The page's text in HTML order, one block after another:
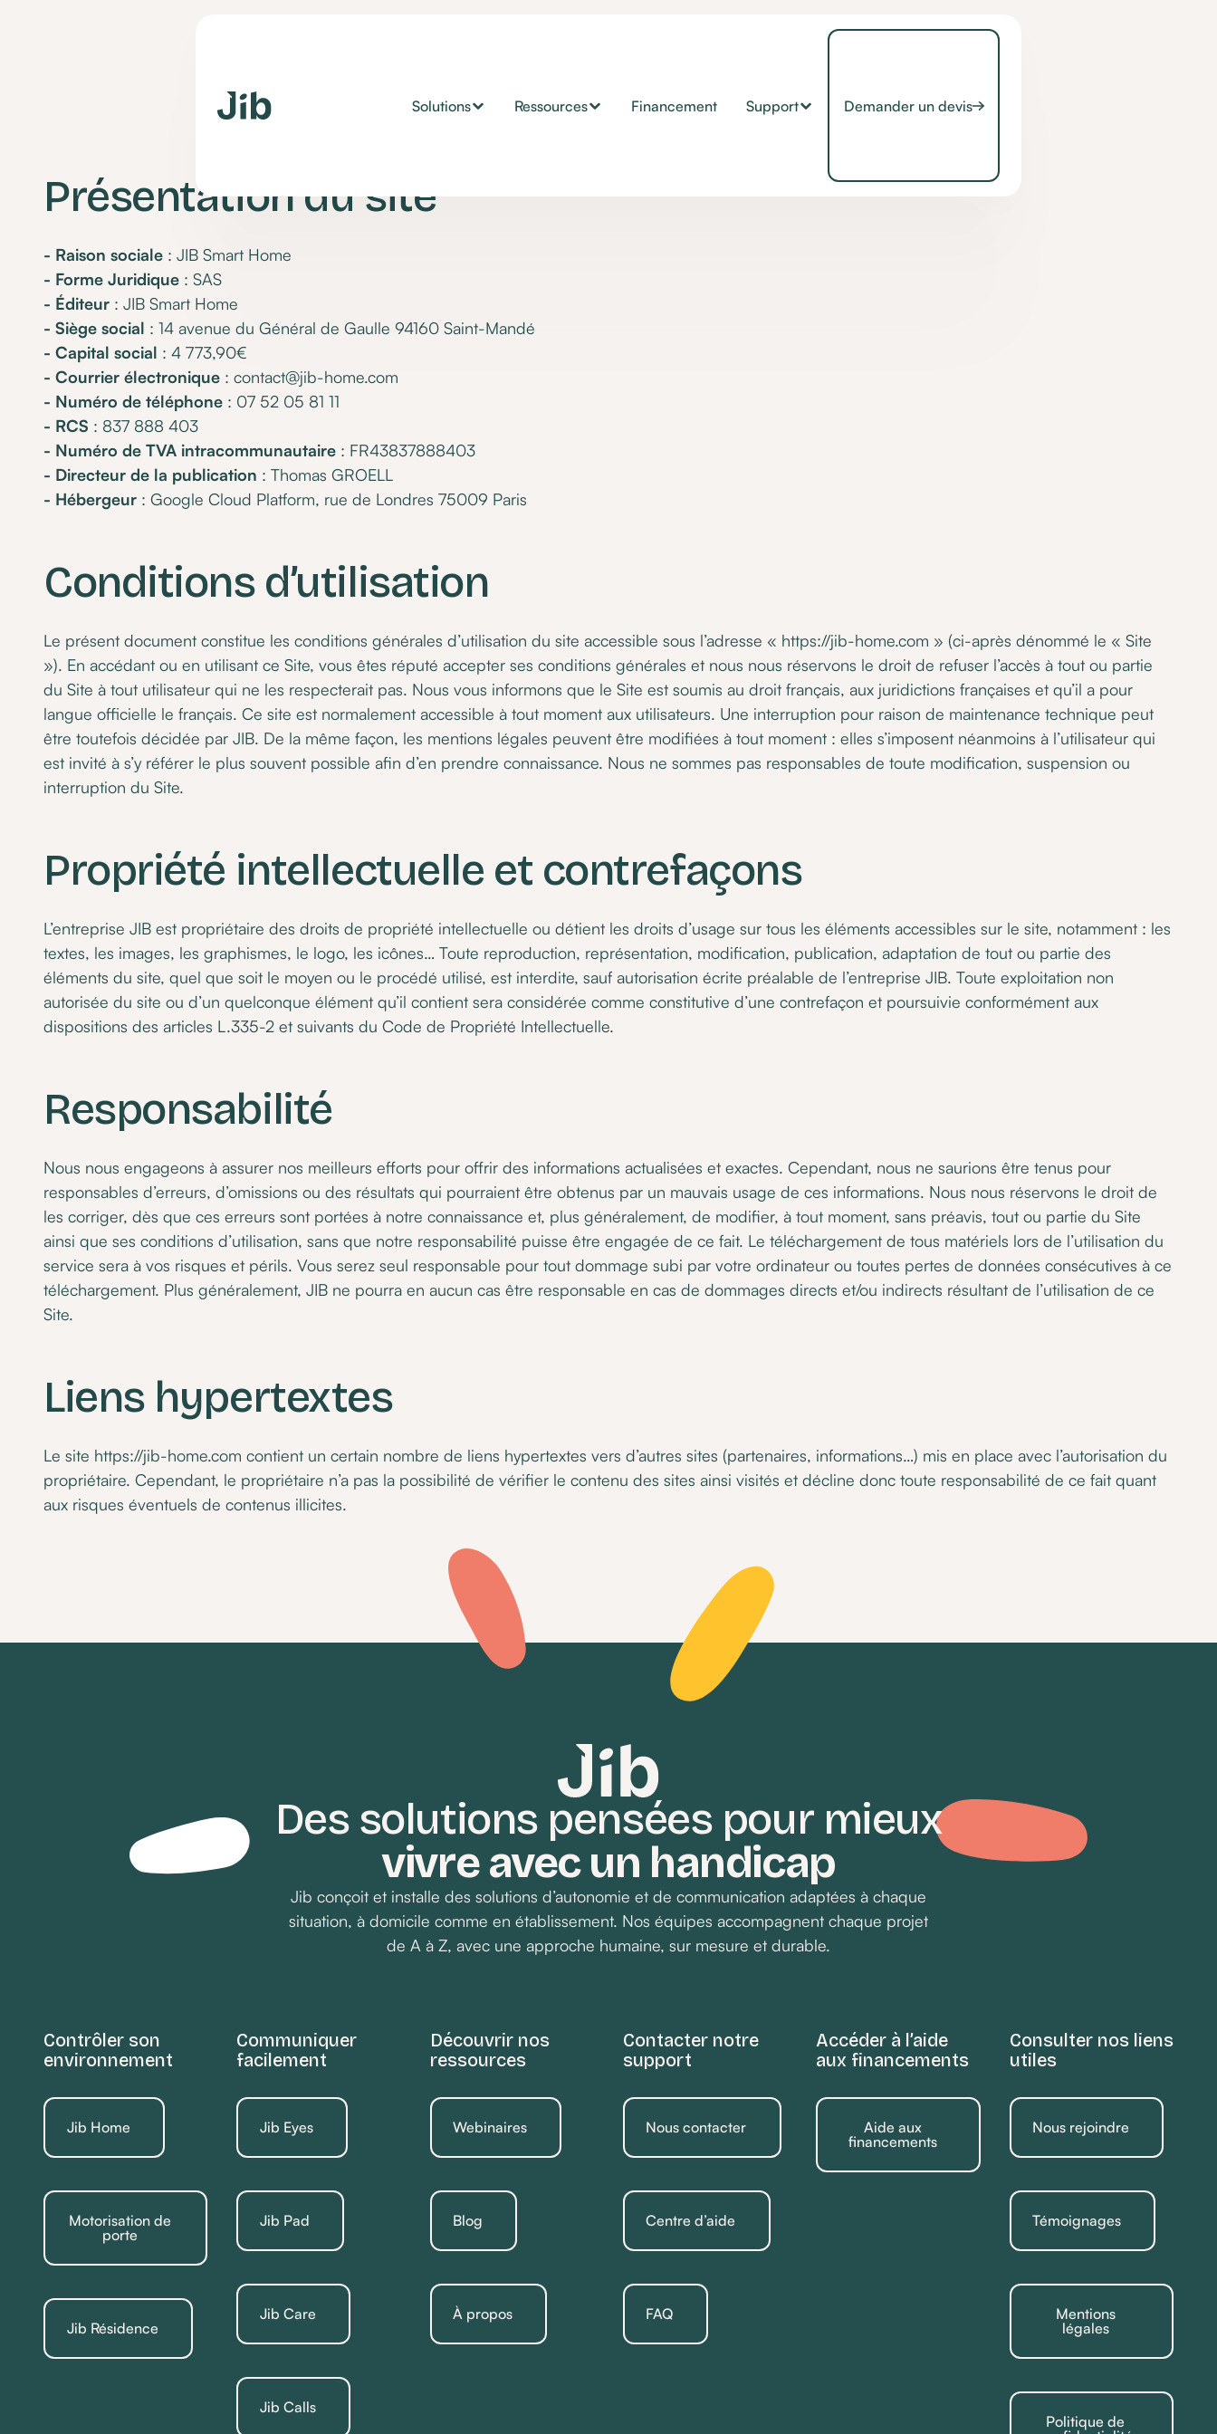
Solutions Ressources Financement Support Demander un devis
Présentation du site
- Raison sociale : JIB Smart Home
- Forme Juridique : SAS
- Éditeur : JIB Smart Home
- Siège social : 14 avenue du Général de Gaulle 94160 Saint-Mandé
- Capital social : 4 773,90€
- Courrier électronique : contact@jib-home.com
- Numéro de téléphone : 07 52 05 81 11
- RCS : 837 888 403
- Numéro de TVA intracommunautaire : FR43837888403
- Directeur de la publication : Thomas GROELL
- Hébergeur : Google Cloud Platform, rue de Londres 75009 Paris
Conditions d’utilisation
Le présent document constitue les conditions générales d’utilisation du site accessible sous l’adresse « https://jib-home.com » (ci-après dénommé le « Site
»). En accédant ou en utilisant ce Site, vous êtes réputé accepter ses conditions générales et nous nous réservons le droit de refuser l’accès à tout ou partie
du Site à tout utilisateur qui ne les respecterait pas. Nous vous informons que le Site est soumis au droit français, aux juridictions françaises et qu’il a pour
langue officielle le français. Ce site est normalement accessible à tout moment aux utilisateurs. Une interruption pour raison de maintenance technique peut
être toutefois décidée par JIB. De la même façon, les mentions légales peuvent être modifiées à tout moment : elles s’imposent néanmoins à l’utilisateur qui
est invité à s’y référer le plus souvent possible afin d’en prendre connaissance. Nous ne sommes pas responsables de toute modification, suspension ou
interruption du Site.
Propriété intellectuelle et contrefaçons
L’entreprise JIB est propriétaire des droits de propriété intellectuelle ou détient les droits d’usage sur tous les éléments accessibles sur le site, notamment : les
textes, les images, les graphismes, le logo, les icônes… Toute reproduction, représentation, modification, publication, adaptation de tout ou partie des
éléments du site, quel que soit le moyen ou le procédé utilisé, est interdite, sauf autorisation écrite préalable de l’entreprise JIB. Toute exploitation non
autorisée du site ou d’un quelconque élément qu’il contient sera considérée comme constitutive d’une contrefaçon et poursuivie conformément aux
dispositions des articles L.335-2 et suivants du Code de Propriété Intellectuelle.
Responsabilité
Nous nous engageons à assurer nos meilleurs efforts pour offrir des informations actualisées et exactes. Cependant, nous ne saurions être tenus pour
responsables d’erreurs, d’omissions ou des résultats qui pourraient être obtenus par un mauvais usage de ces informations. Nous nous réservons le droit de
les corriger, dès que ces erreurs sont portées à notre connaissance et, plus généralement, de modifier, à tout moment, sans préavis, tout ou partie du Site
ainsi que ses conditions d’utilisation, sans que notre responsabilité puisse être engagée de ce fait. Le téléchargement de tous matériels lors de l’utilisation du
service sera à vos risques et périls. Vous serez seul responsable pour tout dommage subi par votre ordinateur ou toutes pertes de données consécutives à ce
téléchargement. Plus généralement, JIB ne pourra en aucun cas être responsable en cas de dommages directs et/ou indirects résultant de l’utilisation de ce
Site.
Liens hypertextes
Le site https://jib-home.com contient un certain nombre de liens hypertextes vers d’autres sites (partenaires, informations…) mis en place avec l’autorisation du
propriétaire. Cependant, le propriétaire n’a pas la possibilité de vérifier le contenu des sites ainsi visités et décline donc toute responsabilité de ce fait quant
aux risques éventuels de contenus illicites.
Des solutions pensées pour mieux
vivre avec un handicap
Jib conçoit et installe des solutions d’autonomie et de communication adaptées à chaque
situation, à domicile comme en établissement. Nos équipes accompagnent chaque projet
de A à Z, avec une approche humaine, sur mesure et durable.
Contrôler son
environnement
Jib Home
Motorisation de
porte
Jib Résidence
Communiquer
facilement
Jib Eyes
Jib Pad
Jib Care
Jib Calls
Découvrir nos
ressources
Webinaires
Blog
À propos
Contacter notre
support
Nous contacter
Centre d’aide
FAQ
Accéder à l’aide
aux financements
Aide aux
financements
Consulter nos liens
utiles
Nous rejoindre
Témoignages
Mentions
légales
Politique de